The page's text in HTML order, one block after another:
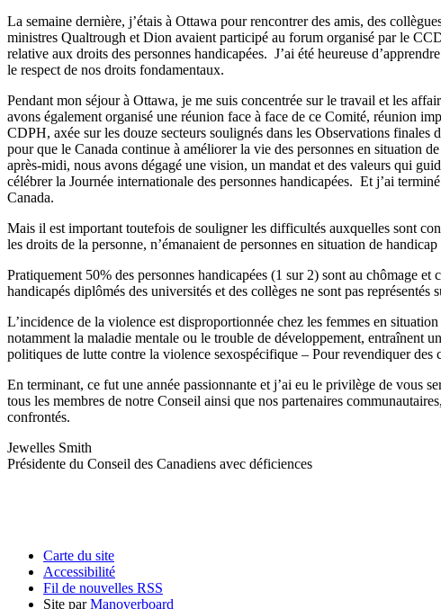
La semaine dernière, j’étais à Ottawa pour rencontrer des amis, des
ministres Qualtrough et Dion avaient participé au forum organisé par le
relative aux droits des personnes handicapées. J’ai été heureuse
le respect de nos droits fondamentaux.
Pendant mon séjour à Ottawa, je me suis concentrée sur le travail et les
avons également organisé une réunion face à face de ce Comité, réunion
CDPH, axée sur les douze secteurs soulignés dans les Observations
pour que le Canada continue à améliorer la vie des personnes en situation
après-midi, nous avons dégagé une vision, un mandat et des valeurs qui
célébrer la Journée internationale des personnes handicapées. Et j’ai
Canada.
Mais il est important toutefois de souligner les difficultés auxquelles sont
les droits de la personne, n’émanaient de personnes en situation de
Pratiquement 50% des personnes handicapées (1 sur 2) sont au chômage
handicapés diplômés des universités et des collèges ne sont pas représentés
L’incidence de la violence est disproportionnée chez les femmes en
notamment la maladie mentale ou le trouble de développement, entraînent
politiques de lutte contre la violence sexospécifique – Pour revendiquer
En terminant, ce fut une année passionnante et j’ai eu le privilège de vous
tous les membres de notre Conseil ainsi que nos partenaires
confrontés.
Jewelles Smith
Présidente du Conseil des Canadiens avec déficiences
Carte du site
Accessibilité
Fil de nouvelles RSS
Site parManoverboard